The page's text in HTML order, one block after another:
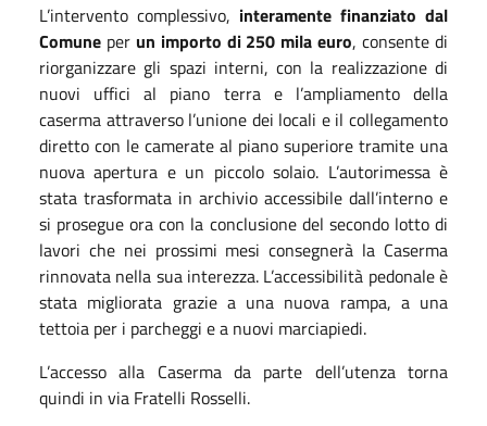
L’intervento complessivo, interamente finanziato dal
Comune per un importo di 250 mila euro, consente di
riorganizzare gli spazi interni, con la realizzazione di
nuovi uffici al piano terra e l’ampliamento della
caserma attraverso l’unione dei locali e il collegamento
diretto con le camerate al piano superiore tramite una
nuova apertura e un piccolo solaio. L’autorimessa è
stata trasformata in archivio accessibile dall’interno e
si prosegue ora con la conclusione del secondo lotto di
lavori che nei prossimi mesi consegnerà la Caserma
rinnovata nella sua interezza. L’accessibilità pedonale è
stata migliorata grazie a una nuova rampa, a una
tettoia per i parcheggi e a nuovi marciapiedi.
L’accesso alla Caserma da parte dell’utenza torna
quindi in via Fratelli Rosselli.